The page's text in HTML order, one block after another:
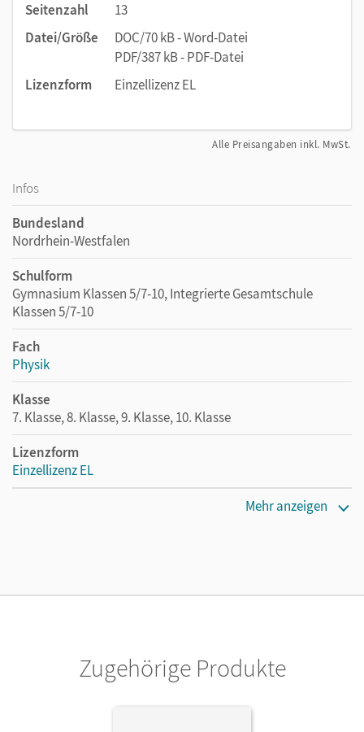
Seitenzahl
13
Datei/Größe
DOC/70 kB - Word-Datei
PDF/387 kB - PDF-Datei
Lizenzform
Einzellizenz EL
Alle Preisangaben inkl. MwSt.
Infos
Bundesland
Nordrhein-Westfalen
Schulform
Gymnasium Klassen 5/7-10, Integrierte Gesamtschule
Klassen 5/7-10
Fach
Physik
Klasse
7. Klasse, 8. Klasse, 9. Klasse, 10. Klasse
Lizenzform
Einzellizenz EL
Mehr anzeigen
Zugehörige Produkte